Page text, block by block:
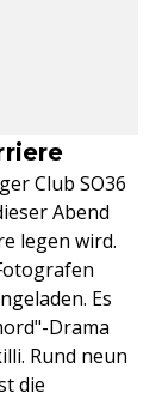
Club SO36
Abend
legen wird.
Es
Drama
Rund neun
die